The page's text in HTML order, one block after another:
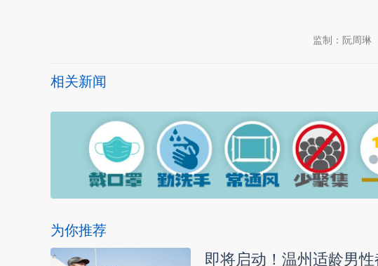
监制：阮周琳
相关新闻
为你推荐
即将启动！温州适龄男